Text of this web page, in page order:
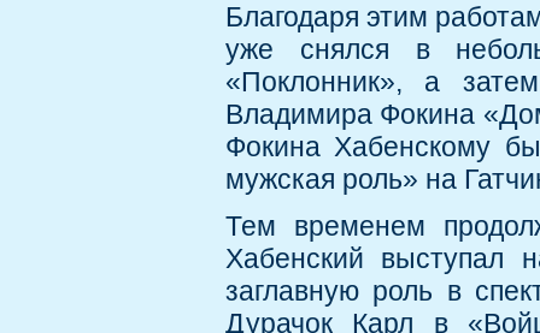
Благодаря этим
уже снялся в
«Поклонник», а
Владимира Фокина
Фокина Хабенскому
мужская роль» на
Тем временем
Хабенский выступал
заглавную роль в
Дурачок Карл в